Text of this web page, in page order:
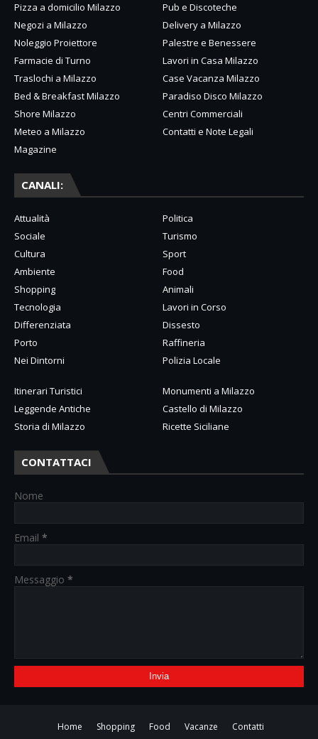
Pizza a domicilio Milazzo
Pub e Discoteche
Negozi a Milazzo
Delivery a Milazzo
Noleggio Proiettore
Palestre e Benessere
Farmacie di Turno
Lavori in Casa Milazzo
Traslochi a Milazzo
Case Vacanza Milazzo
Bed & Breakfast Milazzo
Paradiso Disco Milazzo
Shore Milazzo
Centri Commerciali
Meteo a Milazzo
Contatti e Note Legali
Magazine
CANALI:
Attualità
Politica
Sociale
Turismo
Cultura
Sport
Ambiente
Food
Shopping
Animali
Tecnologia
Lavori in Corso
Differenziata
Dissesto
Porto
Raffineria
Nei Dintorni
Polizia Locale
Itinerari Turistici
Monumenti a Milazzo
Leggende Antiche
Castello di Milazzo
Storia di Milazzo
Ricette Siciliane
CONTATTACI
Nome
Email *
Messaggio *
Home Shopping Food Vacanze Contatti